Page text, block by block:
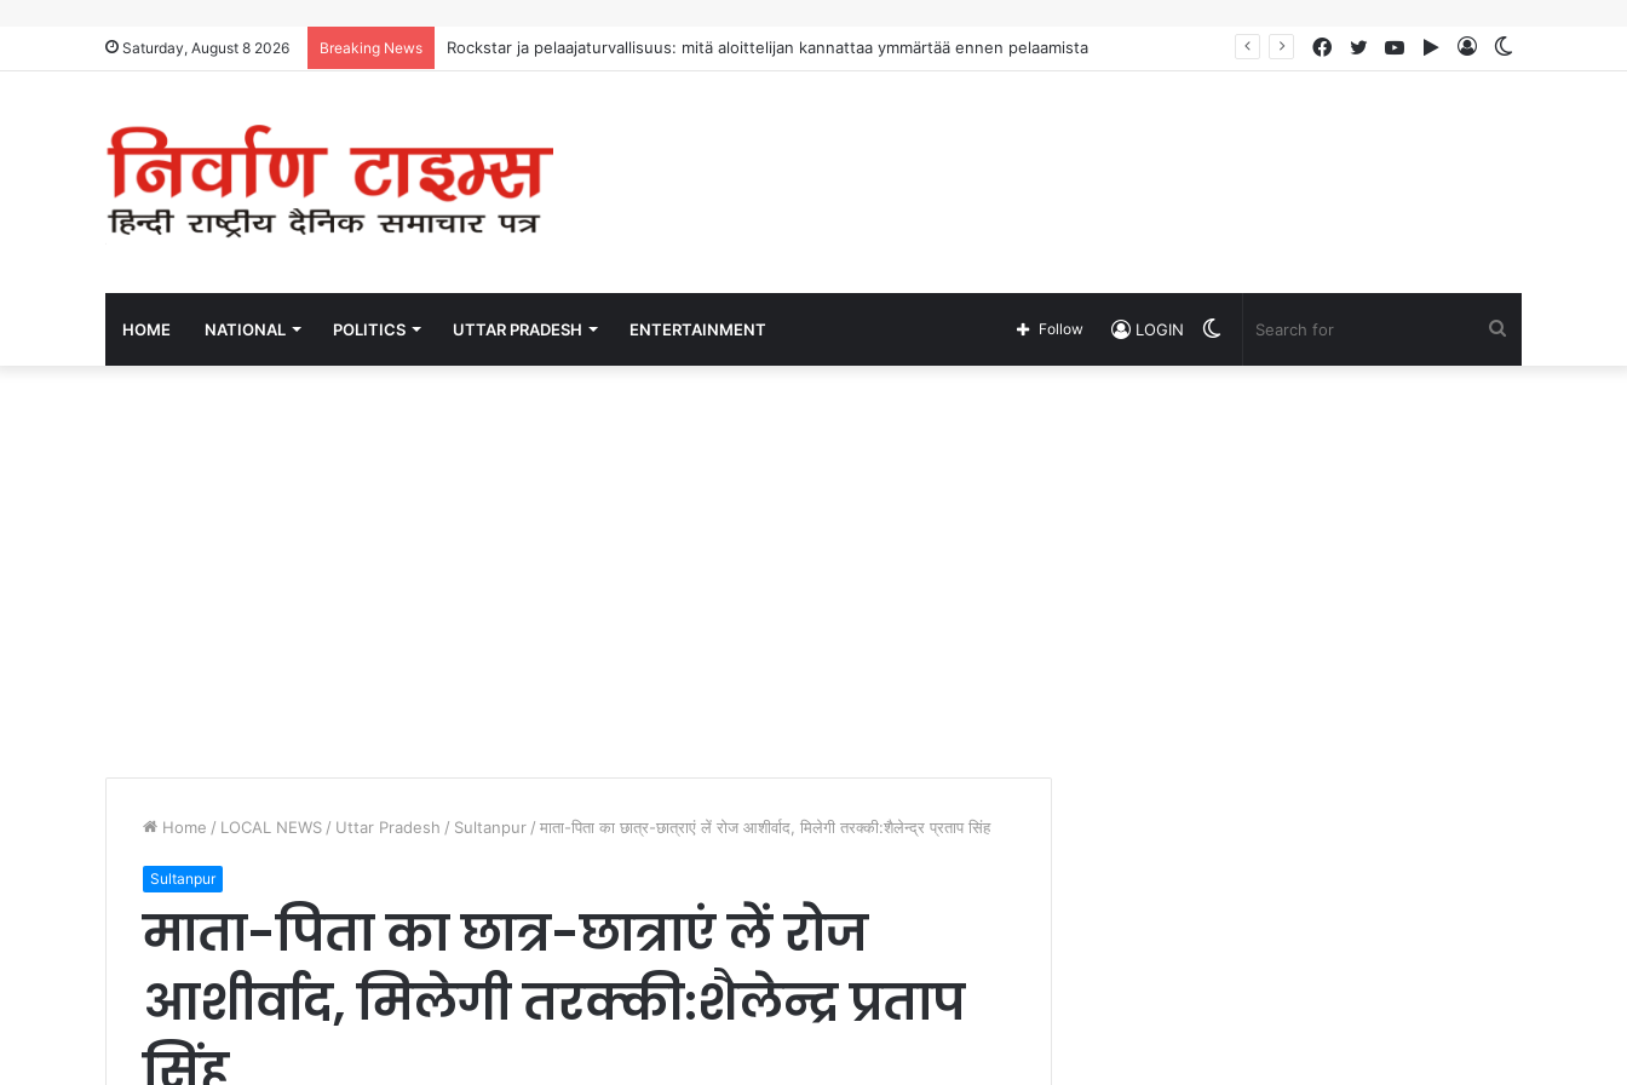
Saturday, August 8 2026 Breaking News Rockstar ja pelaajaturvallisuus: mitä aloittelijan kannattaa ymmärtää ennen pelaamista
Log
Google
YouTube
Twitter
Facebook
HOME NATIONAL POLITICS UTTAR PRADESH ENTERTAINMENT Switch
LOGIN
Follow
Home / LOCAL NEWS / Uttar Pradesh / Sultanpur / माता-पिता का छात्र-छात्राएं लें रोज आशीर्वाद, मिलेगी तरक्की:शैलेन्द्र प्रताप सिंह
Sultanpur
माता-पिता का छात्र-छात्राएं लें रोज
आशीर्वाद, मिलेगी तरक्की:शैलेन्द्र प्रताप